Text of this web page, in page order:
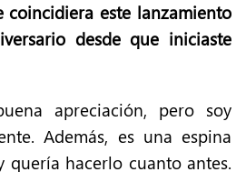
coincidiera este lanzamiento
desde que iniciaste
apreciación, pero soy
Además, es una espina
quería hacerlo cuanto antes.